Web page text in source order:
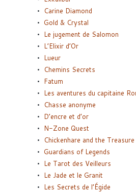
Carine Diamond
Gold & Crystal
Le jugement de Salomon
L’Elixir d’Or
Lueur
Chemins Secrets
Fatum
Les aventures du capitaine
Chasse anonyme
D’encre et d’or
N-Zone Quest
Chickenhare and the
Guardians of Legends
Le Tarot des Veilleurs
Le Jade et le Granit
Les Secrets de l’Égide